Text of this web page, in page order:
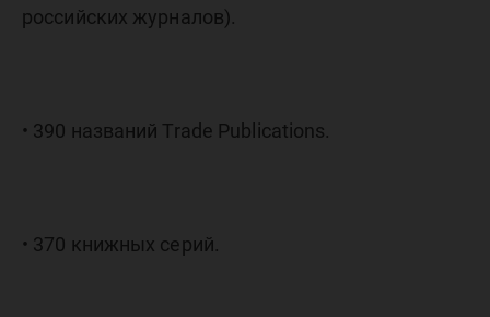
российских журналов).
• 390 названий Trade Publications.
• 370 книжных серий.